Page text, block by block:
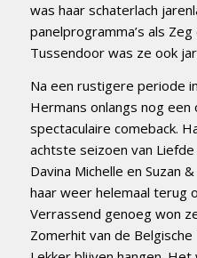
was haar schaterlach
panelprogramma’s als
Tussendoor was ze ook
Na een rustigere periode
Hermans onlangs nog een
spectaculaire comeback.
achtste seizoen van
Davina Michelle en Suzan
haar weer helemaal terug
Verrassend genoeg won
Zomerhit van de